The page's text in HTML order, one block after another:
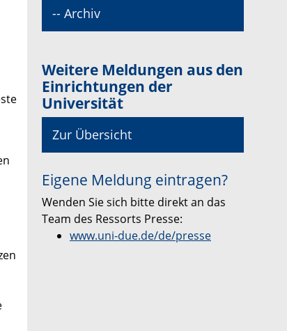
-- Archiv
Weitere Meldungen aus den
Einrichtungen der
Universität
Zur Übersicht
Eigene Meldung eintragen?
Wenden Sie sich bitte direkt an das
Team des Ressorts Presse:
www.uni-due.de/de/presse